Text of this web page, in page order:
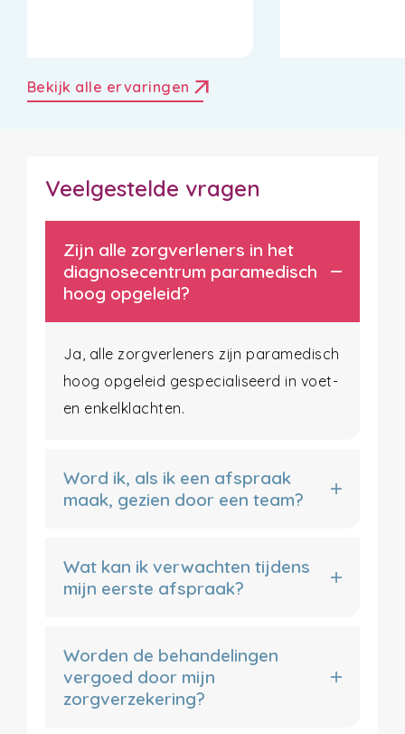
Bekijk alle ervaringen arrow_outward
Veelgestelde vragen
Zijn alle zorgverleners in het
diagnosecentrum paramedisch
hoog opgeleid?
Ja, alle zorgverleners zijn paramedisch
hoog opgeleid gespecialiseerd in voet-
en enkelklachten.
Word ik, als ik een afspraak
maak, gezien door een team?
Wat kan ik verwachten tijdens
mijn eerste afspraak?
Worden de behandelingen
vergoed door mijn
zorgverzekering?